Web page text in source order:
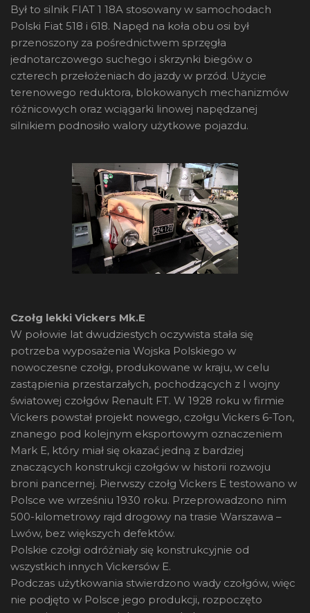
Był to silnik FIAT 1 18A stosowany w samochodach
Polski Fiat 518 i 618. Napęd na koła obu osi był
przenoszony za pośrednictwem sprzęgła
jednotarczowego suchego i skrzynki biegów o
czterech przełożeniach do jazdy w przód. Użycie
terenowego reduktora, blokowanych mechanizmów
różnicowych oraz wciągarki linowej napędzanej
silnikiem podnosiło walory użytkowe pojazdu.
Czołg lekki Vickers Mk.E
W połowie lat dwudziestych oczywista stała się
potrzeba wyposażenia Wojska Polskiego w
nowoczesne czołgi, produkowane w kraju, w celu
zastąpienia przestarzałych, pochodzących z I wojny
światowej czołgów Renault FT. W 1928 roku w firmie
Vickers powstał projekt nowego, czołgu Vickers 6-Ton,
znanego pod kolejnym eksportowym oznaczeniem
Mark E, który miał się okazać jedną z bardziej
znaczących konstrukcji czołgów w historii rozwoju
broni pancernej. Pierwszy czołg Vickers E testowano w
Polsce we wrześniu 1930 roku. Przeprowadzono nim
500-kilometrowy rajd drogowy na trasie Warszawa –
Lwów, bez większych defektów.
Polskie czołgi odróżniały się konstrukcyjnie od
wszystkich innych Vickersów E.
Podczas użytkowania stwierdzono wady czołgów, więc
nie podjęto w Polsce jego produkcji, rozpoczęto